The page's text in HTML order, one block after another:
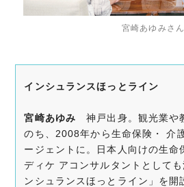
宮崎あゆみさん
インシュランスほっとライン
宮崎あゆみ 神戸出身。観光業や
のち、2008年から生命保険・ 介
ージェントに。日本人向けの生命
ディケ アコンサルタントとして
ンシュランスほっとライン」を開